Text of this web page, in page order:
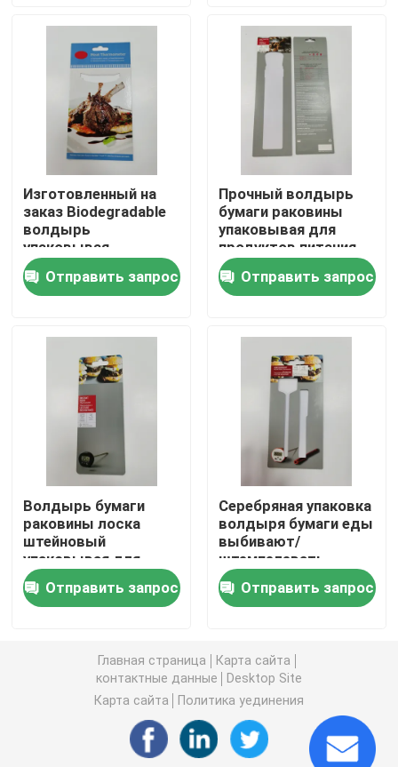
Наша фабрика
контроль качества
контактные данные
Отправить запрос
Напечатанная упаковывая коробка
Изготовленные на заказ упаковывая коробки
напечатанная рифленая коробка
Коробка свечи упаковывая
Умирает коробка отрезка упаковывая
Печать наклеек-этикеток
Пусковые площадки слоя паллета
Изготовленный на
заказ Biodegradable
волдырь
упаковывая
пластиковую
раковину упаковывая
для еды
Отправить запрос
Прочный волдырь
бумаги раковины
упаковывая для
продуктов питания
FSC
Отправить запрос
Волдырь бумаги
раковины лоска
штейновый
упаковывая для
упаковки еды
Отправить запрос
Серебряная упаковка
волдыря бумаги еды
выбивают/
штемпелевать
Debosss горячий
Отправить запрос
Главная страница
Карта сайта
контактные данные
Desktop Site
Карта сайта
Политика уединения